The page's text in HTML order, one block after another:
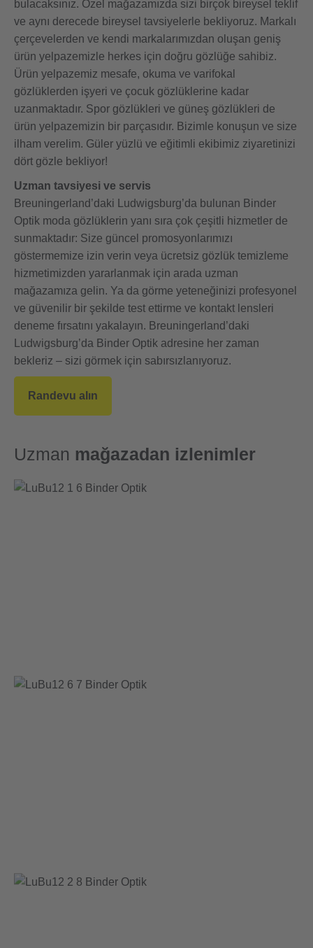
bulacaksınız. Özel mağazamızda sizi birçok bireysel teklif
ve aynı derecede bireysel tavsiyelerle bekliyoruz. Markalı
çerçevelerden ve kendi markalarımızdan oluşan geniş
ürün yelpazemizle herkes için doğru gözlüğe sahibiz.
Ürün yelpazemiz mesafe, okuma ve varifokal
gözlüklerden işyeri ve çocuk gözlüklerine kadar
uzanmaktadır. Spor gözlükleri ve güneş gözlükleri de
ürün yelpazemizin bir parçasıdır. Bizimle konuşun ve size
ilham verelim. Güler yüzlü ve eğitimli ekibimiz ziyaretinizi
dört gözle bekliyor!
Uzman tavsiyesi ve servis
Breuningerland’daki Ludwigsburg’da bulunan Binder
Optik moda gözlüklerin yanı sıra çok çeşitli hizmetler de
sunmaktadır: Size güncel promosyonlarımızı
göstermemize izin verin veya ücretsiz gözlük temizleme
hizmetimizden yararlanmak için arada uzman
mağazamıza gelin. Ya da görme yeteneğinizi profesyonel
ve güvenilir bir şekilde test ettirme ve kontakt lensleri
deneme fırsatını yakalayın. Breuningerland’daki
Ludwigsburg’da Binder Optik adresine her zaman
bekleriz – sizi görmek için sabırsızlanıyoruz.
Randevu alın
Uzman mağazadan izlenimler